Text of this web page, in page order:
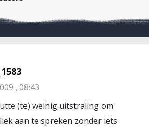
, 08:43
(te) weinig uitstraling om
aan te spreken zonder iets